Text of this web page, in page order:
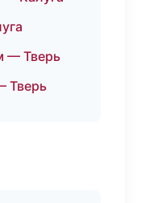
— Тверь
Тверь